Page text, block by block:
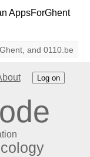
AppsForGhent
, and0110.be
Log on